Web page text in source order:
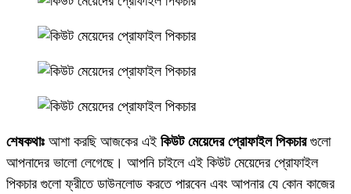
শেষকথাঃ আশা করছি আজকের এই কিউট মেয়েদের প্রোফাইল পিকচারগুলো
আপনাদের ভালো লেগেছে। আপনি চাইলে এই কিউট মেয়েদের প্রোফাইল
পিকচার গুলো ফ্রীতে ডাউনলোড করতে পারবেন এবং আপনার যে কোন কাজের